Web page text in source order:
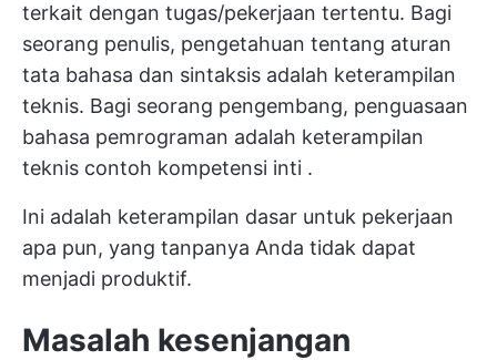
terkait dengan tugas/pekerjaan tertentu. Bagi
seorang penulis, pengetahuan tentang aturan
tata bahasa dan sintaksis adalah keterampilan
teknis. Bagi seorang pengembang, penguasaan
bahasa pemrograman adalah keterampilan
teknis contoh kompetensi inti .
Ini adalah keterampilan dasar untuk pekerjaan
apa pun, yang tanpanya Anda tidak dapat
menjadi produktif.
Masalah kesenjangan